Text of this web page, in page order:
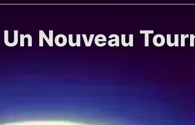
Nouveau